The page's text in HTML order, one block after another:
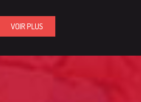
VOIR PLUS